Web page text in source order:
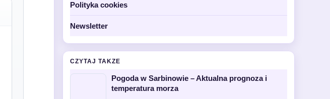
Polityka cookies
Newsletter
CZYTAJ TAKZE
Pogoda w Sarbinowie – Aktualna prognoza i
temperatura morza